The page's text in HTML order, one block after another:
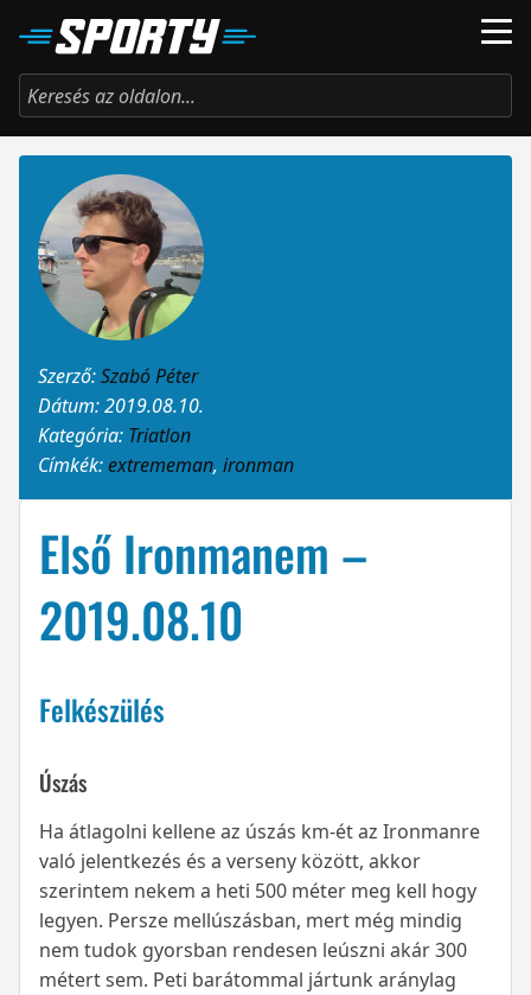
Szerző:Szabó Péter
Dátum: 2019.08.10.
Kategória: Triatlon
Címkék:extrememan, ironman
Első Ironmanem –
2019.08.10
Felkészülés
Úszás
Ha átlagolni kellene az úszás km-ét az Ironmanre
való jelentkezés és a verseny között, akkor
szerintem nekem a heti 500 méter meg kell hogy
legyen. Persze mellúszásban, mert még mindig
nem tudok gyorsban rendesen leúszni akár 300
métert sem. Peti barátommal jártunk aránylag